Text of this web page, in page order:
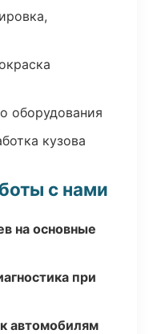
оборудования
кузова
с нами
на основные
при
автомобилям